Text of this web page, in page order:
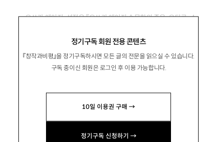
정기구독 회원 전용 콘텐츠
『창작과비평』을 정기구독하시면 모든 글의 전문을 읽으실 수 있습니다.
구독 중이신 회원은 로그인 후 이용 가능합니다.
10일 이용권 구매 →
정기구독 신청하기 →
오쓰카 에이지·선정우 『오쓰카 에이지:순문학의 죽음·오타쿠·스
독자도 변하고 창작도 변하는 시대
金兌權
만화가 kimtaenim@gmail.com